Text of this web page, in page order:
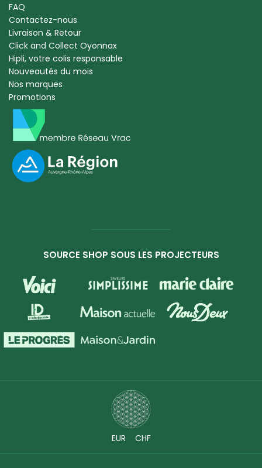
FAQ
Contactez-nous
Livraison & Retour
Click and Collect Oyonnax
Hipli, votre colis responsable
Nouveautés du mois
Nos marques
Promotions
SOURCE SHOP SOUS LES PROJECTEURS
EUR CHF